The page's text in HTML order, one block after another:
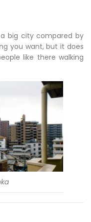
big city compared by
you want, but it does
like there walking